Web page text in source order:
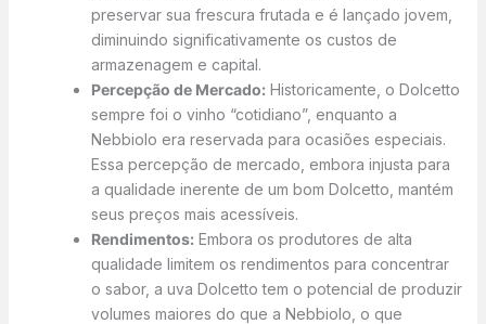
preservar sua frescura frutada e é lançado jovem,
diminuindo significativamente os custos de
armazenagem e capital.
Percepção de Mercado:Historicamente, o Dolcetto
sempre foi o vinho “cotidiano”, enquanto a
Nebbiolo era reservada para ocasiões especiais.
Essa percepção de mercado, embora injusta para
a qualidade inerente de um bom Dolcetto, mantém
seus preços mais acessíveis.
Rendimentos:Embora os produtores de alta
qualidade limitem os rendimentos para concentrar
o sabor, a uva Dolcetto tem o potencial de produzir
volumes maiores do que a Nebbiolo, o que